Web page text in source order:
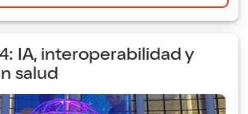
IA, interoperabilidad y
salud